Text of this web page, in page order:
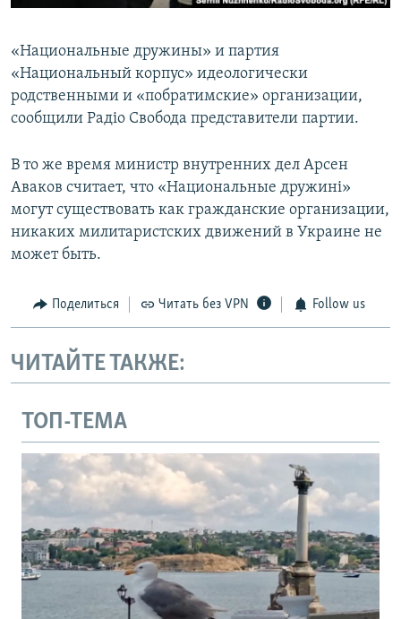
«Национальные дружины» и партия
«Национальный корпус» идеологически
родственными и «побратимские» организации,
сообщили Радіо Свобода представители партии.
В то же время министр внутренних дел Арсен
Аваков считает, что «Национальные дружині»
могут существовать как гражданские организации,
никаких милитаристских движений в Украине не
может быть.
Поделиться Читать без VPN Follow us
ЧИТАЙТЕ ТАКЖЕ:
ТОП-ТЕМА